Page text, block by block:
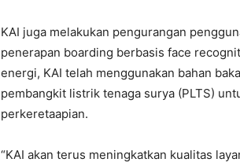
KAI juga melakukan pengurangan
penerapan boarding berbasis face
energi, KAI telah menggunakan bahan
pembangkit listrik tenaga surya (PLTS)
perkeretaapian.
“KAI akan terus meningkatkan kualitas